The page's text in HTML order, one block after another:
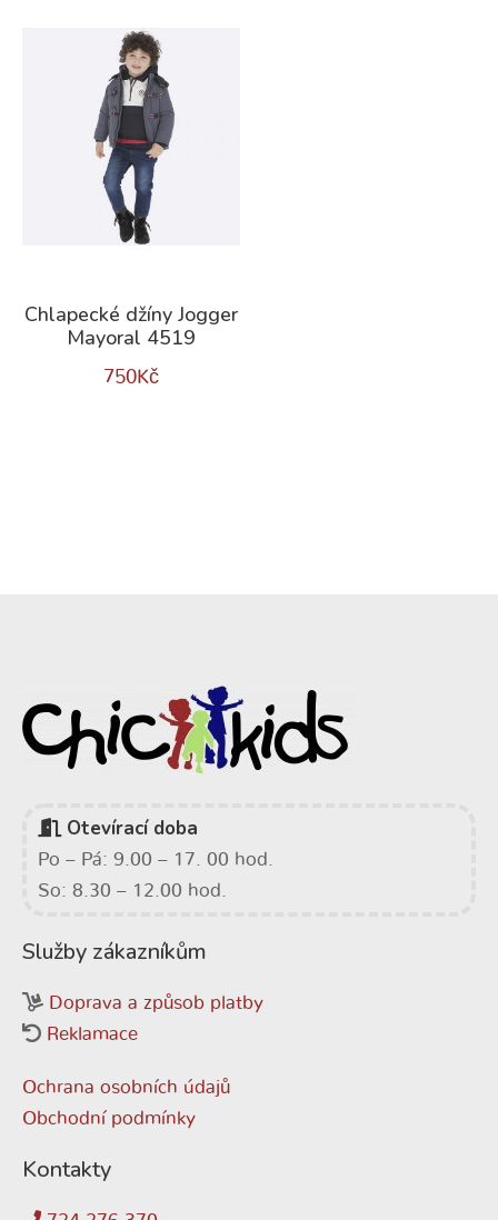
Chlapecké džíny Jogger
Mayoral 4519
750Kč
Otevírací doba
Po – Pá: 9.00 – 17. 00 hod.
So: 8.30 – 12.00 hod.
Služby zákazníkům
Doprava a způsob platby
Reklamace
Ochrana osobních údajů
Obchodní podmínky
Kontakty